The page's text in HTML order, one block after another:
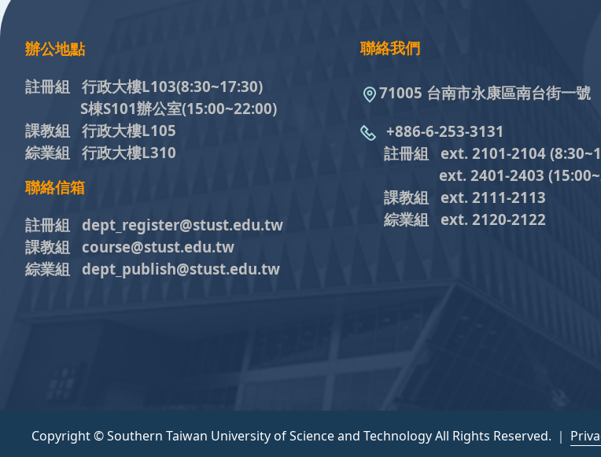
聯絡我們
71005 台南市永康區南台街一號
+886-6-253-3131
註冊組 ext. 2101-2104
ext. 2401-2403
課教組 ext. 2111-2113
綜業組
ext. 2120-2122
辦公地點
註冊組 行政大樓L103(8:30~17:30)
S棟S101辦公室(15:00~22:00)
課教組 行政大樓L105
綜業組 行政大樓L310
聯絡信箱
註冊組 dept_register@stust.edu.tw
課教組 course@stust.edu.tw
綜業組 dept_publish@stust.edu.tw
Copyright © Southern Taiwan University of Science and Technology All Rights Reserved. ｜